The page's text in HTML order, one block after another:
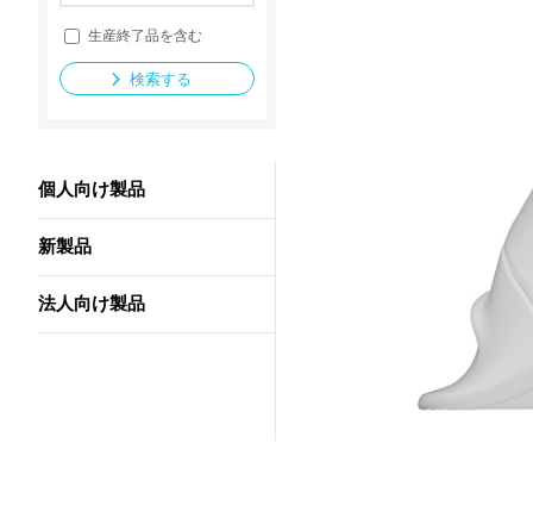
法人向け製品
生産終了品を含む
検索する
個人向け製品
新製品
法人向け製品